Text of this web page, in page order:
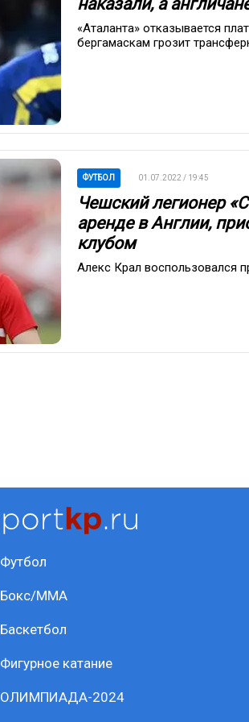
«Аталанта» отказывается
бергамаскам грозит
ФУТБОЛ 01.07.2022 / 19:45
Чешский легионер
аренде в Англии,
клубом
Алекс Крал воспользовался
Футбол
Бокс/ММА
Баскетбол
Фигурное катание
ОЛИМПИАДА-2024